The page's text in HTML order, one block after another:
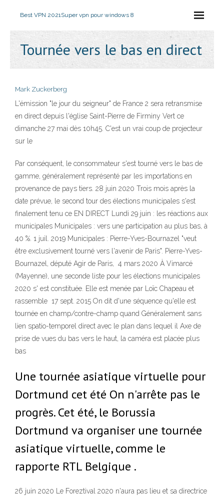
Best VPN 2021Super vpn pour windows 8
Tournée vers le bas en direct
Mark Zuckerberg
L'émission "le jour du seigneur" de France 2 sera retransmise
en direct depuis l'église Saint-Pierre de Firminy Vert ce
dimanche 27 mai dès 10h45. C'est un vrai coup de projecteur
sur le
Par conséquent, le consommateur s'est tourné vers le bas de
gamme, généralement représenté par les importations en
provenance de pays tiers. 28 juin 2020 Trois mois après la
date prévue, le second tour des élections municipales s'est
finalement tenu ce EN DIRECT Lundi 29 juin : les réactions aux
municipales Municipales : vers une participation au plus bas, à
40 %. 1 juil. 2019 Municipales : Pierre-Yves-Bournazel "veut
être exclusivement tourné vers l'avenir de Paris". Pierre-Yves-
Bournazel, député Agir de Paris, 4 mars 2020 À Vimarcé
(Mayenne), une seconde liste pour les élections municipales
2020 s' est constituée. Elle est menée par Loïc Chapeau et
rassemble 17 sept. 2015 On dit d'une séquence qu'elle est
tournée en champ/contre-champ quand Généralement sans
lien spatio-temporel direct avec le plan dans lequel il Axe de
prise de vues du bas vers le haut, la caméra est placée plus
bas
Une tournée asiatique virtuelle pour
Dortmund cet été On n'arrête pas le
progrès. Cet été, le Borussia
Dortmund va organiser une tournée
asiatique virtuelle, comme le
rapporte RTL Belgique .
26 juin 2020 Le Foreztival 2020 n'aura pas lieu et sa directrice